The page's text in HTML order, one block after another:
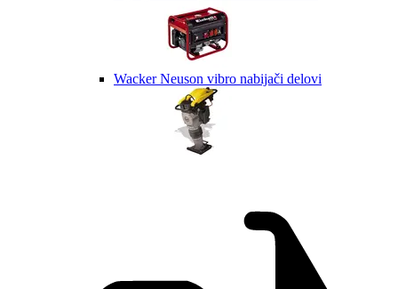
Wacker Neuson vibro nabijači delovi